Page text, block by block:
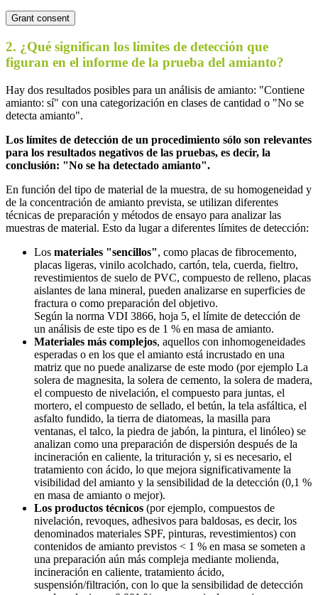
Grant consent
2. ¿Qué significan los límites de detección que
figuran en el informe de la prueba del amianto?
Hay dos resultados posibles para un análisis de amianto: "Contiene
amianto: sí" con una categorización en clases de cantidad o "No se
detecta amianto".
Los límites de detección de un procedimiento sólo son relevantes
para los resultados negativos de las pruebas, es decir, la
conclusión: "No se ha detectado amianto".
En función del tipo de material de la muestra, de su homogeneidad y
de la concentración de amianto prevista, se utilizan diferentes
técnicas de preparación y métodos de ensayo para analizar las
muestras de material. Esto da lugar a diferentes límites de detección:
Los materiales "sencillos", como placas de fibrocemento,
placas ligeras, vinilo acolchado, cartón, tela, cuerda, fieltro,
revestimientos de suelo de PVC, compuesto de relleno, placas
aislantes de lana mineral, pueden analizarse en superficies de
fractura o como preparación del objetivo.
Según la norma VDI 3866, hoja 5, el límite de detección de
un análisis de este tipo es de 1 % en masa de amianto.
Materiales más complejos, aquellos con inhomogeneidades
esperadas o en los que el amianto está incrustado en una
matriz que no puede analizarse de este modo (por ejemplo La
solera de magnesita, la solera de cemento, la solera de madera,
el compuesto de nivelación, el compuesto para juntas, el
mortero, el compuesto de sellado, el betún, la tela asfáltica, el
asfalto fundido, la tierra de diatomeas, la masilla para
ventanas, el talco, la piedra de jabón, la pintura, el linóleo) se
analizan como una preparación de dispersión después de la
incineración en caliente, la trituración y, si es necesario, el
tratamiento con ácido, lo que mejora significativamente la
visibilidad del amianto y la sensibilidad de la detección (0,1 %
en masa de amianto o mejor).
Los productos técnicos (por ejemplo, compuestos de
nivelación, revoques, adhesivos para baldosas, es decir, los
denominados materiales SPF, pinturas, revestimientos) con
contenidos de amianto previstos < 1 % en masa se someten a
una preparación aún más compleja mediante molienda,
incineración en caliente, tratamiento ácido,
suspensión/filtración, con lo que la sensibilidad de detección